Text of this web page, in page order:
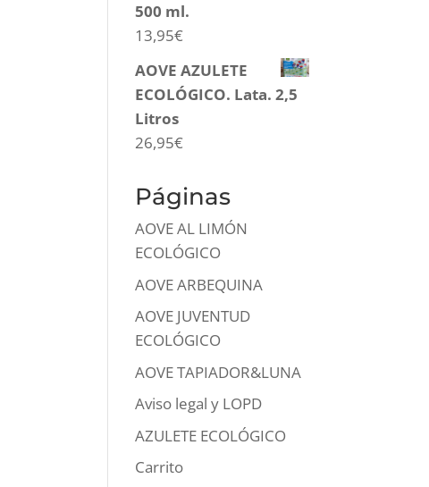
500 ml.
13,95€
AOVE AZULETE
ECOLÓGICO. Lata. 2,5
Litros
26,95€
Páginas
AOVE AL LIMÓN
ECOLÓGICO
AOVE ARBEQUINA
AOVE JUVENTUD
ECOLÓGICO
AOVE TAPIADOR&LUNA
Aviso legal y LOPD
AZULETE ECOLÓGICO
Carrito